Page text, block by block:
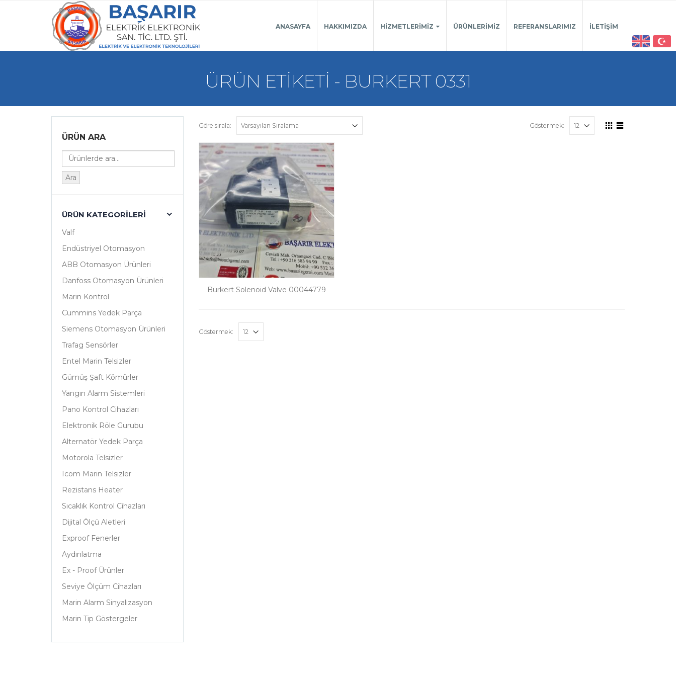
ANASAYFA HAKKIMIZDA HIZMETLERIMIZ ÜRÜNLERIMIZ REFERANSLARIMIZ İLETIŞIM
ÜRÜN ETIKETI - BURKERT 0331
Göre sırala: Göstermek:
Burkert Solenoid Valve 00044779
Göstermek:
ÜRÜN ARA
Ara
ÜRÜN KATEGORILERI
Valf
Endüstriyel Otomasyon
ABB Otomasyon Ürünleri
Danfoss Otomasyon Ürünleri
Marin Kontrol
Cummins Yedek Parça
Siemens Otomasyon Ürünleri
Trafag Sensörler
Entel Marin Telsizler
Gümüş Şaft Kömürler
Yangın Alarm Sistemleri
Pano Kontrol Cihazları
Elektronik Röle Gurubu
Alternatör Yedek Parça
Motorola Telsizler
Icom Marin Telsizler
Rezistans Heater
Sıcaklık Kontrol Cihazları
Dijital Ölçü Aletleri
Exproof Fenerler
Aydınlatma
Ex - Proof Ürünler
Seviye Ölçüm Cihazları
Marin Alarm Sinyalizasyon
Marin Tip Göstergeler